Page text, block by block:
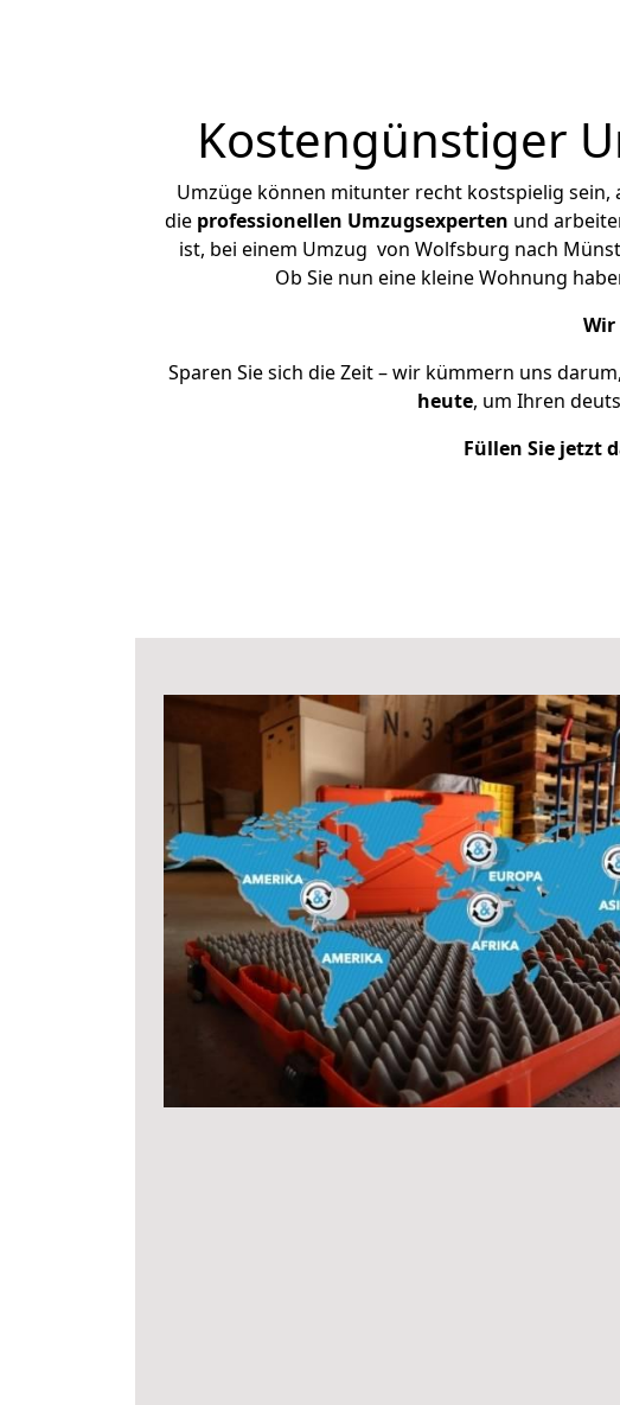
Kostengünstiger
Umzüge können mitunter recht kostspielig sein,
die professionellen Umzugsexperten und
ist, bei einem Umzug von Wolfsburg nach
Ob Sie nun eine kleine Wohnung
Wir
Sparen Sie sich die Zeit – wir kümmern uns
heute, um Ihren
Füllen Sie jetzt